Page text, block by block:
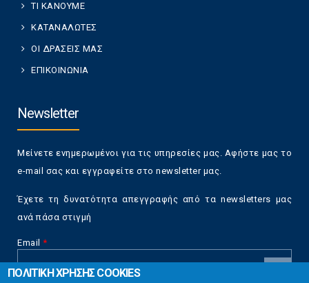
ΤΙ ΚΑΝΟΥΜΕ
ΚΑΤΑΝΑΛΩΤΕΣ
ΟΙ ΔΡΑΣΕΙΣ ΜΑΣ
ΕΠΙΚΟΙΝΩΝΙΑ
Newsletter
Μείνετε ενημερωμένοι για τις υπηρεσίες μας. Αφήστε μας το
e-mail σας και εγγραφείτε στο newsletter μας.
Έχετε τη δυνατότητα απεγγραφής από τα newsletters μας
ανά πάσα στιγμή
Email *
ΠΟΛΙΤΙΚΗ ΧΡΗΣΗΣ COOKIES